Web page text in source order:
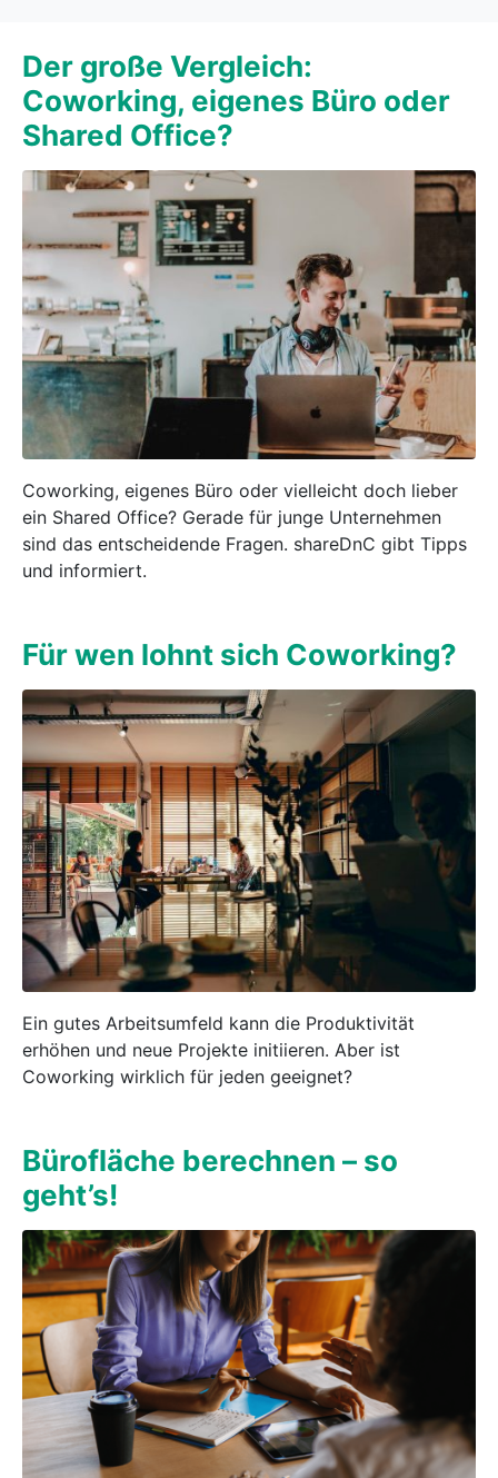
Der große Vergleich:
Coworking, eigenes Büro oder
Shared Office?
Coworking, eigenes Büro oder vielleicht doch lieber
ein Shared Office? Gerade für junge Unternehmen
sind das entscheidende Fragen. shareDnC gibt Tipps
und informiert.
Für wen lohnt sich Coworking?
Ein gutes Arbeitsumfeld kann die Produktivität
erhöhen und neue Projekte initiieren. Aber ist
Coworking wirklich für jeden geeignet?
Bürofläche berechnen – so
geht’s!